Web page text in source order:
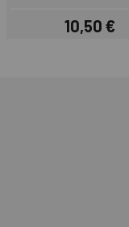
Prezzo
10,50 €